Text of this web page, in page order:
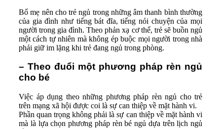
Bố mẹ nên cho trẻ ngủ trong những âm thanh bình thường
của gia đình như tiếng bát đĩa, tiếng nói chuyện của mọi
người trong gia đình. Theo phản xạ cơ thể, trẻ sẽ buồn ngủ
một cách tự nhiên mà không ép buộc mọi người trong nhà
phải giữ im lặng khi trẻ đang ngủ trong phòng.
– Theo đuổi một phương pháp rèn ngủ
cho bé
Việc áp dụng theo những phương pháp rèn ngủ cho trẻ
trên mạng xã hội được coi là sự can thiệp về mặt hành vi.
Phần quan trọng không phải là sự can thiệp về mặt hành vi
mà là lựa chọn phương pháp rèn bé ngủ dựa trên lịch ngủ